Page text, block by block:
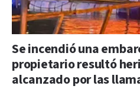
Se incendió una
propietario resultó
alcanzado por las